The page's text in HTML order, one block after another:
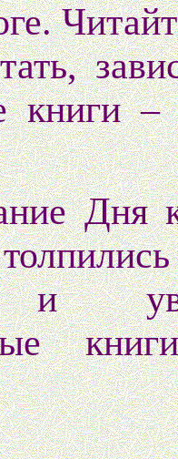
книги
Дня
и